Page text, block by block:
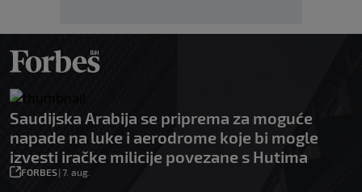
Saudijska Arabija se priprema za moguće
napade na luke i aerodrome koje bi mogle
izvesti iračke milicije povezane s Hutima
FORBES| 7. aug.